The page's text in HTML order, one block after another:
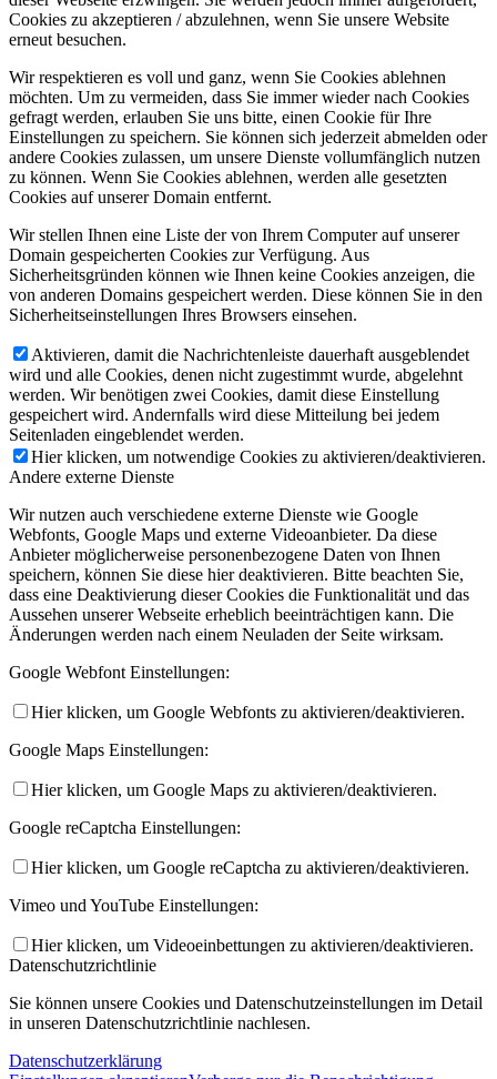
Cookies zu akzeptieren / abzulehnen, wenn Sie unsere Website
erneut besuchen.
Wir respektieren es voll und ganz, wenn Sie Cookies ablehnen
möchten. Um zu vermeiden, dass Sie immer wieder nach Cookies
gefragt werden, erlauben Sie uns bitte, einen Cookie für Ihre
Einstellungen zu speichern. Sie können sich jederzeit abmelden oder
andere Cookies zulassen, um unsere Dienste vollumfänglich nutzen
zu können. Wenn Sie Cookies ablehnen, werden alle gesetzten
Cookies auf unserer Domain entfernt.
Wir stellen Ihnen eine Liste der von Ihrem Computer auf unserer
Domain gespeicherten Cookies zur Verfügung. Aus
Sicherheitsgründen können wie Ihnen keine Cookies anzeigen, die
von anderen Domains gespeichert werden. Diese können Sie in den
Sicherheitseinstellungen Ihres Browsers einsehen.
Aktivieren, damit die Nachrichtenleiste dauerhaft ausgeblendet
wird und alle Cookies, denen nicht zugestimmt wurde, abgelehnt
werden. Wir benötigen zwei Cookies, damit diese Einstellung
gespeichert wird. Andernfalls wird diese Mitteilung bei jedem
Seitenladen eingeblendet werden.
Hier klicken, um notwendige Cookies zu aktivieren/deaktivieren.
Andere externe Dienste
Wir nutzen auch verschiedene externe Dienste wie Google
Webfonts, Google Maps und externe Videoanbieter. Da diese
Anbieter möglicherweise personenbezogene Daten von Ihnen
speichern, können Sie diese hier deaktivieren. Bitte beachten Sie,
dass eine Deaktivierung dieser Cookies die Funktionalität und das
Aussehen unserer Webseite erheblich beeinträchtigen kann. Die
Änderungen werden nach einem Neuladen der Seite wirksam.
Google Webfont Einstellungen:
Hier klicken, um Google Webfonts zu aktivieren/deaktivieren.
Google Maps Einstellungen:
Hier klicken, um Google Maps zu aktivieren/deaktivieren.
Google reCaptcha Einstellungen:
Hier klicken, um Google reCaptcha zu aktivieren/deaktivieren.
Vimeo und YouTube Einstellungen:
Hier klicken, um Videoeinbettungen zu aktivieren/deaktivieren.
Datenschutzrichtlinie
Sie können unsere Cookies und Datenschutzeinstellungen im Detail
in unseren Datenschutzrichtlinie nachlesen.
Datenschutzerklärung